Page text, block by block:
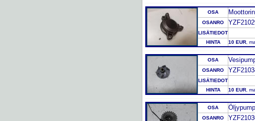
OSA
OSANRO
LISÄTIEDOT
HINTA
10 EUR ,
OSA
OSANRO
LISÄTIEDOT
HINTA
10 EUR ,
OSA
OSANRO